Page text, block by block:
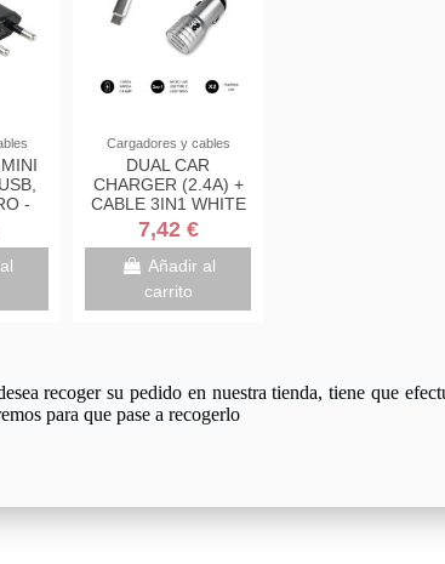
-
Cargadores y cables
DUAL CAR
CHARGER (2.4A) +
CABLE 3IN1 WHITE
7,42 €
Añadir al
carrito
recoger su pedido en nuestra tienda, tiene que
para que pase a recogerlo